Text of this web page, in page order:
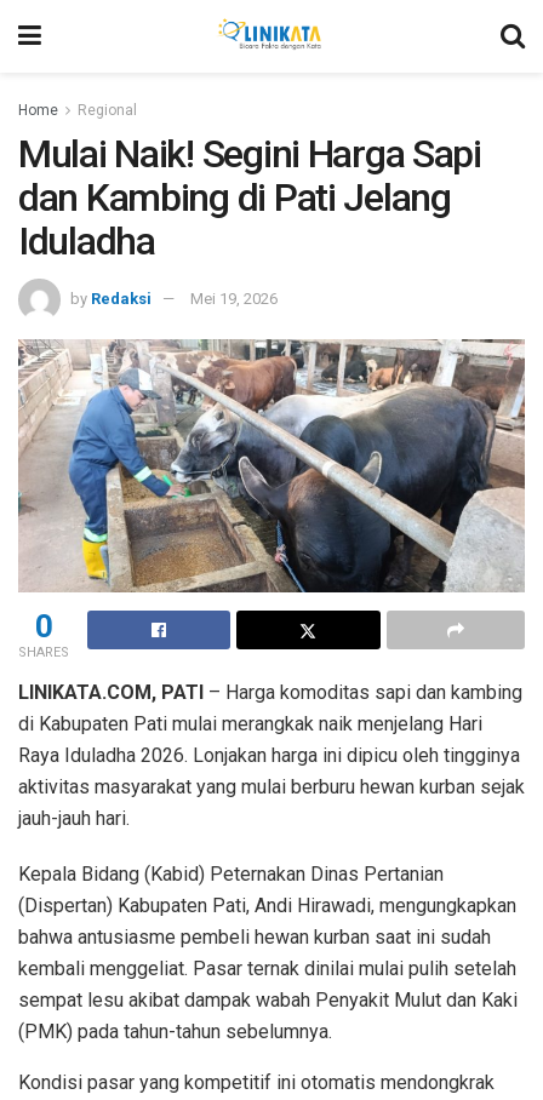
Home Regional
Mulai Naik! Segini Harga Sapi
dan Kambing di Pati Jelang
Iduladha
by Redaksi Mei 19, 2026
0
SHARES
LINIKATA.COM, PATI – Harga komoditas sapi dan kambing
di Kabupaten Pati mulai merangkak naik menjelang Hari
Raya Iduladha 2026. Lonjakan harga ini dipicu oleh tingginya
aktivitas masyarakat yang mulai berburu hewan kurban sejak
jauh-jauh hari.
​Kepala Bidang (Kabid) Peternakan Dinas Pertanian
(Dispertan) Kabupaten Pati, Andi Hirawadi, mengungkapkan
bahwa antusiasme pembeli hewan kurban saat ini sudah
kembali menggeliat. Pasar ternak dinilai mulai pulih setelah
sempat lesu akibat dampak wabah Penyakit Mulut dan Kaki
(PMK) pada tahun-tahun sebelumnya.
Kondisi pasar yang kompetitif ini otomatis mendongkrak